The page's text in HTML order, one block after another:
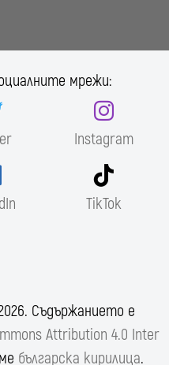
мрежи:
Instagram
TikTok
Съдържанието е
Attribution 4.0 Inter
българска кирилица.